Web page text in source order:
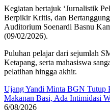
Kegiatan bertajuk ‘Jurnalistik
Berpikir Kritis, dan Bertanggung
Auditorium Soenardi Basnu
(09/02/2026).
Puluhan pelajar dari sejumlah
Ketapang, serta mahasiswa
pelatihan hingga akhir.
Ujang Yandi Minta BGN Tutup
Makanan Basi, Ada Intimidasi
6/08/2026